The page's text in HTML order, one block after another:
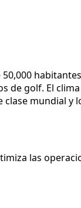
golf. El
mundial
las